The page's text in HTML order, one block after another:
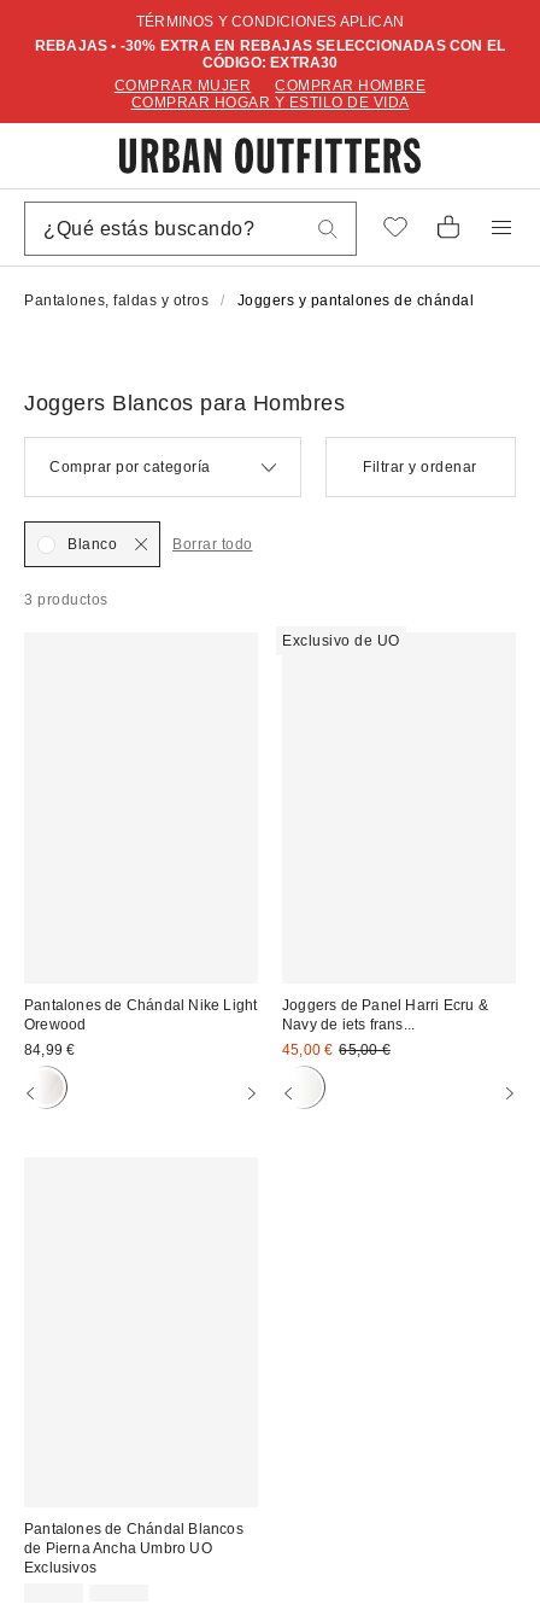
TÉRMINOS Y CONDICIONES APLICAN
REBAJAS • -30% EXTRA EN REBAJAS SELECCIONADAS CON EL
CÓDIGO: EXTRA30
COMPRAR MUJER
COMPRAR HOMBRE
COMPRAR HOGAR Y ESTILO DE VIDA
Pantalones, faldas y otros Joggers y pantalones de chándal
Joggers Blancos para Hombres
Comprar por categoría Filtrar y ordenar
3 productos
Blanco Borrar todo
Pantalones de Chándal Nike Light
Orewood
84,99 €
Exclusivo de UO
Joggers de Panel Harri Ecru &
Navy de iets frans...
Precio
rebajado:
45,00 € Precio
65,00 €
Pantalones de Chándal Blancos
de Pierna Ancha Umbro UO
Exclusivos